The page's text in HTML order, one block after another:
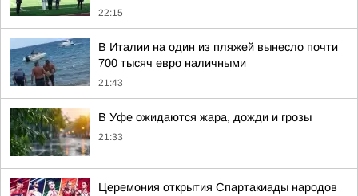
22:15
В Италии на один из пляжей вынесло почти
700 тысяч евро наличными
21:43
В Уфе ожидаются жара, дожди и грозы
21:33
Церемония открытия Спартакиады народов